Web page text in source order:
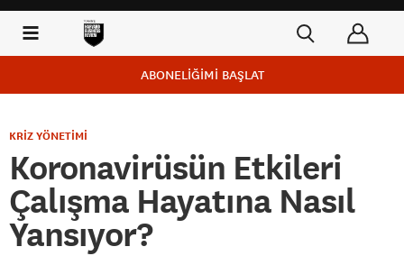
ABONELİĞİMİ BAŞLAT
KRİZ YÖNETİMİ
Koronavirüsün Etkileri
Çalışma Hayatına Nasıl
Yansıyor?